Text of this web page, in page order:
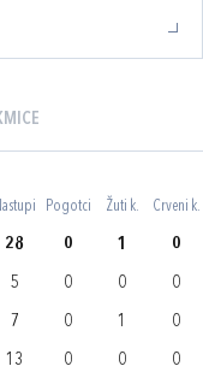
Pogotci Žuti k. Crveni k.
28 0 1 0
5 0 0 0
7 0 1 0
13 0 0 0